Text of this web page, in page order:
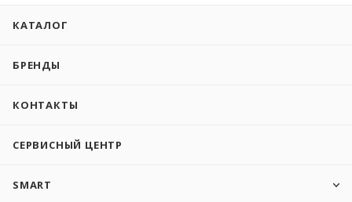
КАТАЛОГ
БРЕНДЫ
КОНТАКТЫ
СЕРВИСНЫЙ ЦЕНТР
SMART